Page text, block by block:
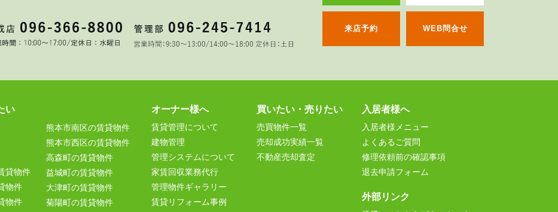
来店予約 WEB問合せ
い
貸物件
物件
物件
熊本市南区の賃貸物件
熊本市西区の賃貸物件
高森町の賃貸物件
益城町の賃貸物件
大津町の賃貸物件
菊陽町の賃貸物件
オーナー様へ
賃貸管理について
建物管理
管理システムについて
家賃回収業務代行
管理物件ギャラリー
賃貸リフォーム事例
買いたい・売りたい
売買物件一覧
売却成功実績一覧
不動産売却査定
入居者様へ
入居者様メニュー
よくあるご質問
修理依頼前の確認事項
退去申請フォーム
外部リンク